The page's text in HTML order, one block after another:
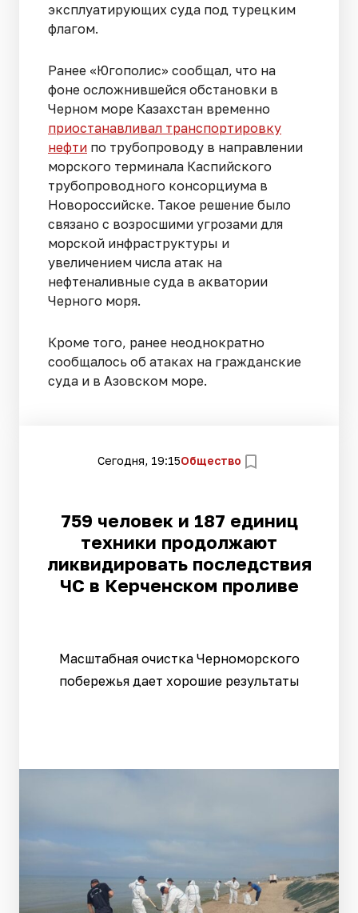
эксплуатирующих суда под турецким
флагом.
Ранее «Югополис» сообщал, что на
фоне осложнившейся обстановки в
Черном море Казахстан временно
приостанавливал транспортировку
нефти по трубопроводу в направлении
морского терминала Каспийского
трубопроводного консорциума в
Новороссийске. Такое решение было
связано с возросшими угрозами для
морской инфраструктуры и
увеличением числа атак на
нефтеналивные суда в акватории
Черного моря.
Кроме того, ранее неоднократно
сообщалось об атаках на гражданские
суда и в Азовском море.
Сегодня, 19:15Общество
759 человек и 187 единиц
техники продолжают
ликвидировать последствия
ЧС в Керченском проливе
Масштабная очистка Черноморского
побережья дает хорошие результаты